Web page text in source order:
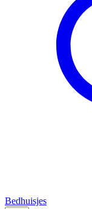
Bedhuisjes